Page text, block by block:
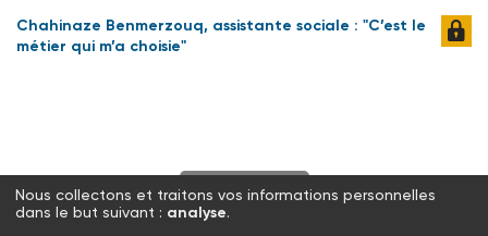
Chahinaze Benmerzouq, assistante sociale : "C’est le
métier qui m’a choisie"
S'abonner
Nous collectons et traitons vos informations personnelles
dans le but suivant : analyse.